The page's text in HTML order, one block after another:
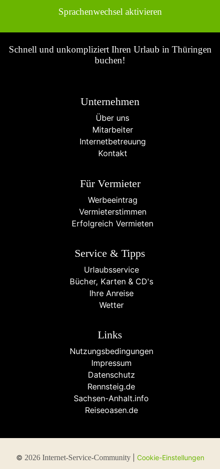
Sprachenwechsel aktivieren
Schnell und unkompliziert Ihren Urlaub in Thüringen
buchen!
Unternehmen
Über uns
Mitarbeiter
Internetbetreuung
Kontakt
Für Vermieter
Werbeeintrag
Vermieterstimmen
Erfolgreich Vermieten
Service & Tipps
Urlaubsservice
Bücher, Karten & CD's
Ihre Anreise
Wetter
Links
Nutzungsbedingungen
Impressum
Datenschutz
Rennsteig.de
Sachsen-Anhalt.info
Reiseoasen.de
© 2026 Internet-Service-Community| Cookie-Einstellungen